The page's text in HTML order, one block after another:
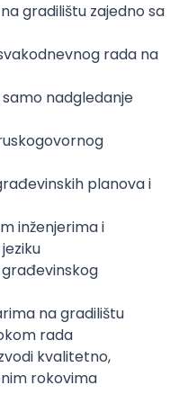
gradilištu zajedno sa
rada na
nadgledanje
planova i
inženjerima i
na gradilištu
rada
kvalitetno,
rokovima